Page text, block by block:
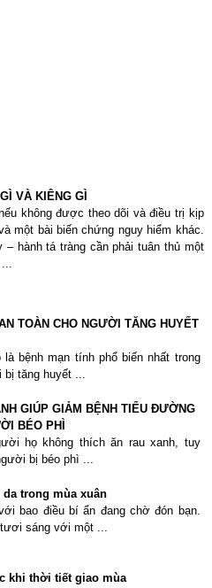
VÀ KIÊNG GÌ
không được theo dõi và điều trị kịp
một bài biến chứng nguy hiểm khác.
hành tá tràng cần phải tuân thủ một
TOÀN CHO NGƯỜI TĂNG HUYẾT
là bệnh mạn tính phổ biến nhất trong
bị tăng huyết ...
GIÚP GIẢM BỆNH TIỂU ĐƯỜNG
BÉO PHÌ
họ không thích ăn rau xanh, tuy
bị béo phì ...
da trong mùa xuân
bao điều bí ẩn đang chờ đón bạn.
sáng với một ...
khi thời tiết giao mùa